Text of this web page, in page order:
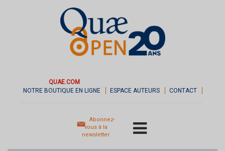
QUAE.COM
NOTRE BOUTIQUE EN LIGNE
ESPACE AUTEURS CONTACT
Abonnez-
vous à la
newsletter